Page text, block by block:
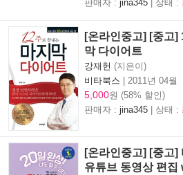
판매자 : jina345 | 상태 :
[온라인중고] [중고]
막 다이어트
강재헌 (지은이)
비타북스 | 2011년 04월
5,000원 (58% 할인)
판매자 : jina345 | 상태 :
[온라인중고] [중고]
유튜브 동영상 편집